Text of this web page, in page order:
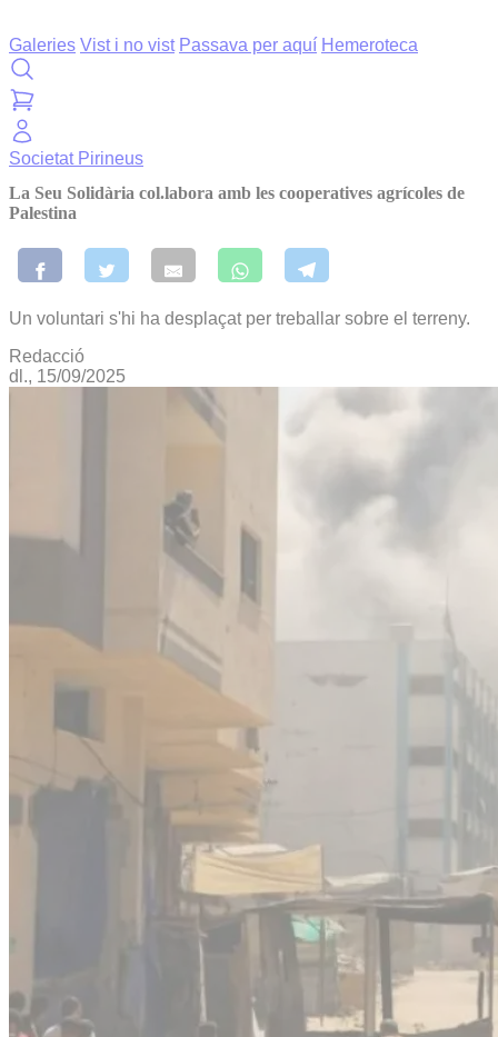
Galeries Vist i no vist Passava per aquí Hemeroteca
Societat Pirineus
La Seu Solidària col.labora amb les cooperatives agrícoles de
Palestina
Un voluntari s'hi ha desplaçat per treballar sobre el terreny.
Redacció
dl., 15/09/2025